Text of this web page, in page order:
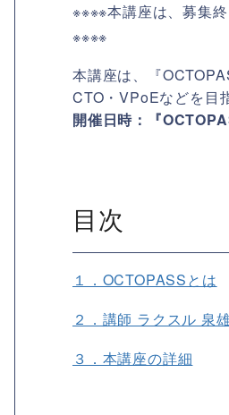
※※※※本講座は、募集
※※※※
本講座は、『
CTO・VPoEなどを目
開催日時：『
目次
１．OCTOPASSとは
２．講師 ラクスル 泉
３．本講座の詳細